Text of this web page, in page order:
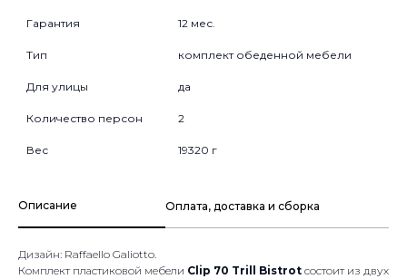
Гарантия 12 мес.
Тип комплект обеденной мебели
Для улицы да
Количество персон 2
Вес 19320 г
Описание Оплата, доставка и сборка
Дизайн: Raffaello Galiotto.
Комплект пластиковой мебели Clip 70 Trill Bistrot состоит из двух